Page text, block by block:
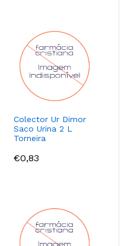
Colector Ur Dimor
Saco Urina 2 L
Torneira
€0,83